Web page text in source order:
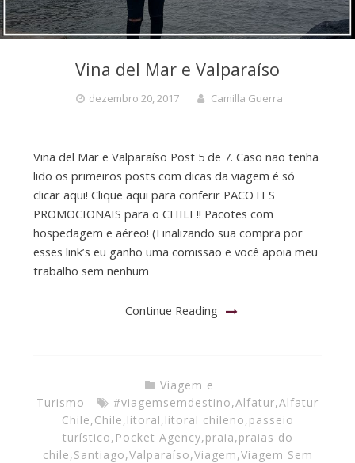
Vina del Mar e Valparaíso
dezembro 20, 2017 Camilla Guerra
Vina del Mar e Valparaíso Post 5 de 7. Caso não tenha
lido os primeiros posts com dicas da viagem é só
clicar aqui! Clique aqui para conferir PACOTES
PROMOCIONAIS para o CHILE!! Pacotes com
hospedagem e aéreo! (Finalizando sua compra por
esses link’s eu ganho uma comissão e você apoia meu
trabalho sem nenhum
Continue Reading
Viagem e
Turismo
#viagemsemdestino,Alfatur,Alfatur
Chile,Chile,litoral,litoral chileno,passeio
turístico, Pocket Agency,praia,praias do
chile,Santiago,Valparaíso,Viagem,Viagem Sem